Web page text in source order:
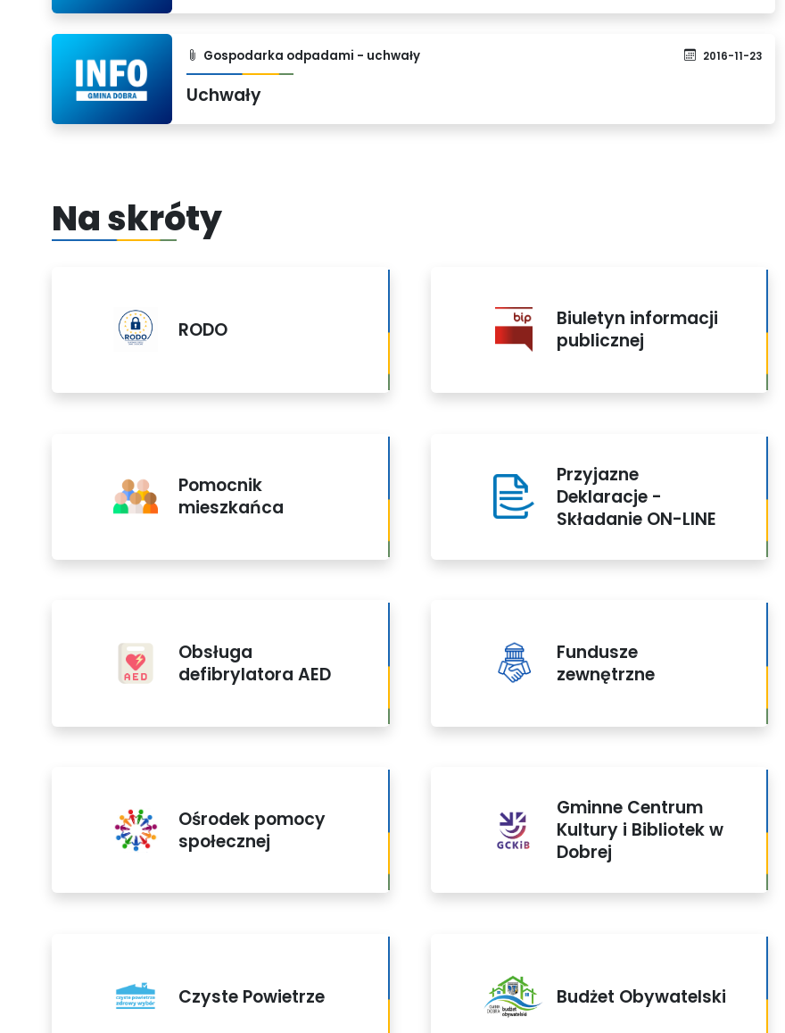
Gospodarka odpadami - uchwały 2016-11-23
Uchwały
Na skróty
RODO
Biuletyn informacji
publicznej
Pomocnik
mieszkańca
Przyjazne
Deklaracje -
Składanie ON-LINE
Obsługa
defibrylatora AED
Fundusze
zewnętrzne
Ośrodek pomocy
społecznej
Gminne Centrum
Kultury i Bibliotek w
Dobrej
Czyste Powietrze Budżet Obywatelski